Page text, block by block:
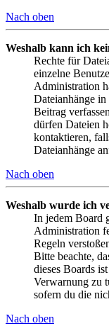
Nach oben
Weshalb kann ich
Rechte für
einzelne
Administration
Dateianhänge
Beitrag
dürfen Dateien
kontaktieren,
Dateianhänge
Nach oben
Weshalb wurde ich
In jedem Board
Administration
Regeln
Bitte beachte,
dieses Boards
Verwarnung zu
sofern du die
Nach oben